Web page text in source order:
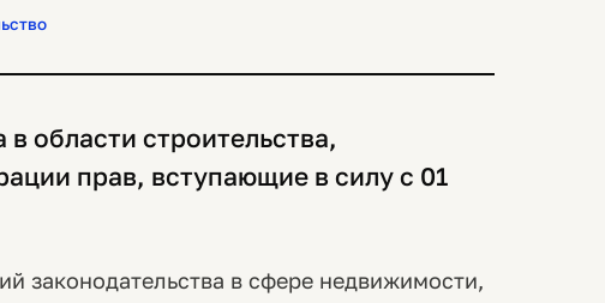
области строительства,
прав, вступающие в силу с 01
законодательства в сфере недвижимости,